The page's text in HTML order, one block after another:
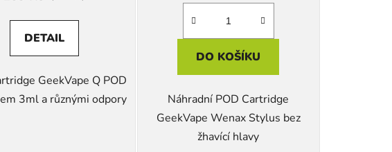
DETAIL
GeekVape Q POD
3ml a různými odpory
DO KOŠÍKU
Náhradní POD Cartridge
GeekVape Wenax Stylus bez
žhavící hlavy